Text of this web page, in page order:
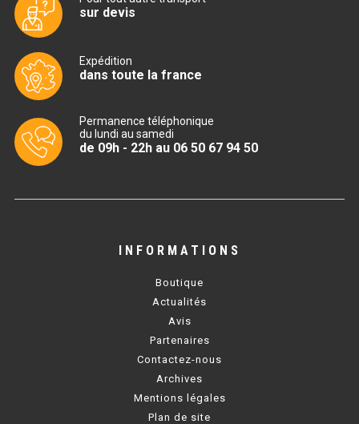
TABLE RÉFRIGÉRÉE
TABLE 600
TABLE 700 VITRÉE
TABLE CONGÉLATEUR
SOUBASSEMENT RÉFRIGÉRÉ
TABLE DE PRÉPARATION
sur devis
Expédition
dans toute la france
Permanence téléphonique
du lundi au samedi
de 09h - 22h au 06 50 67 94 50
INFORMATIONS
Boutique
Actualités
Avis
Partenaires
Contactez-nous
Archives
Mentions légales
Plan de site